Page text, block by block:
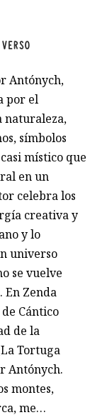
Antónych,
por el
naturaleza,
símbolos
místico que
en un
celebra los
creativa y
y lo
universo
se vuelve
En Zenda
Cántico
de la
Tortuga
Antónych.
montes,
me…